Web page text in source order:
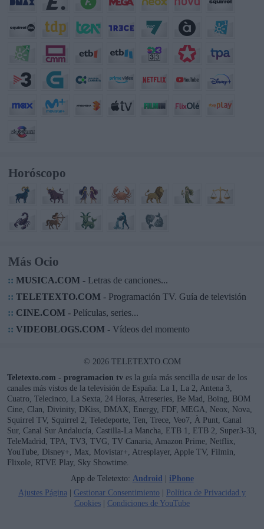
Horóscopo
Más Ocio
:: MUSICA.COM- Letras de canciones...
:: TELETEXTO.COM- Programación TV. Guía de televisión
:: CINE.COM- Películas, series...
:: VIDEOBLOGS.COM- Vídeos del momento
© 2026 TELETEXTO.COM
Teletexto.com - programacion tv es la guía más sencilla de usar de los
canales más vistos de la televisión de España: La 1, La 2, Antena 3,
Cuatro, Telecinco, La Sexta, 24 Horas, Atreseries, Be Mad, Boing, BOM
Cine, Clan, Divinity, DKiss, DMAX, Energy, FDF, MEGA, Neox, Nova,
Squirrel TV, Squirrel 2, Teledeporte, Ten, Trece, Veo7, À Punt, Canal
Sur, Canal Sur Andalucía, Castilla-La Mancha, ETB 1, ETB 2, Super3-33,
TeleMadrid, TPA, TV3, TVG, TV Canaria, Amazon Prime, Netflix,
YouTube, Disney+, Max, Movistar+, Atresplayer, Apple TV, Filmin,
Flixole, RTVE Play, Sky Showtime.
App de Teletexto: Android | iPhone
Ajustes Página | Gestionar Consentimiento | Política de Privacidad y
Cookies | Condiciones de YouTube